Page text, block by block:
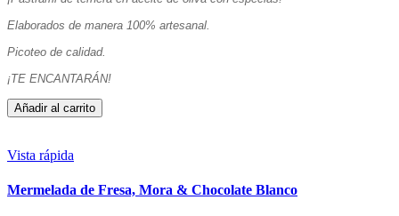
Elaborados de manera 100% artesanal.
Picoteo de calidad.
¡TE ENCANTARÁN!
Añadir al carrito
Vista rápida
Mermelada de Fresa, Mora & Chocolate Blanco